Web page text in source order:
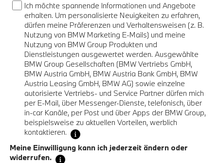
Ich möchte spannende Informationen und Angebote
erhalten. Um personalisierte Neuigkeiten zu erfahren,
dürfen meine Präferenzen und Verhaltensweisen (z. B.
Nutzung von BMW Marketing E-Mails) und meine
Nutzung von BMW Group Produkten und
Dienstleistungen ausgewertet werden. Ausgewählte
BMW Group Gesellschaften (BMW Vertriebs GmbH,
BMW Austria GmbH, BMW Austria Bank GmbH, BMW
Austria Leasing GmbH, BMW AG) sowie einzelne
autorisierte Vertriebs- und Service Partner dürfen mich
per E-Mail, über Messenger-Dienste, telefonisch, über
in-car Kanäle, per Post und über Apps der BMW Group,
beispielsweise zu aktuellen Vorteilen, werblich
kontaktieren.
Meine Einwilligung kann ich jederzeit ändern oder
widerrufen.